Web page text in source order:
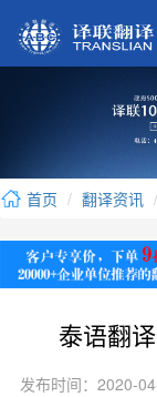
首页 翻译资讯
泰语翻
发布时间：2020-